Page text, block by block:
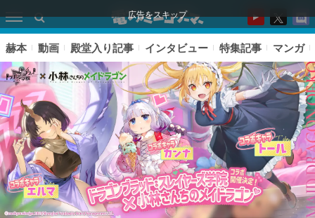
広告をスキップ
赫本 動画 殿堂入り記事 インタビュー 特集記事 マンガ